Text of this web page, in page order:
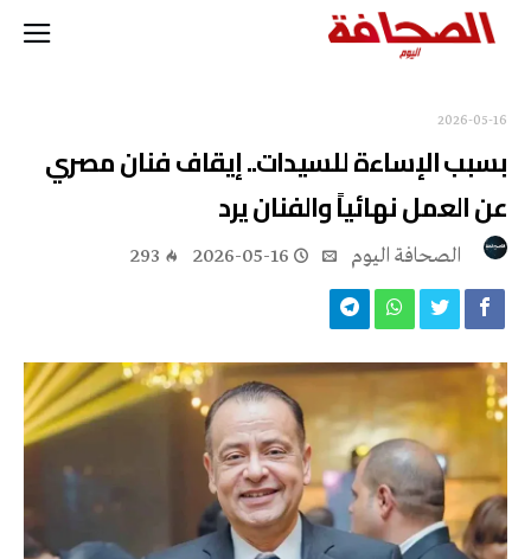
2026-05-16
بسبب الإساءة للسيدات.. إيقاف فنان مصري
عن العمل نهائياً والفنان يرد
2026-05-16
293